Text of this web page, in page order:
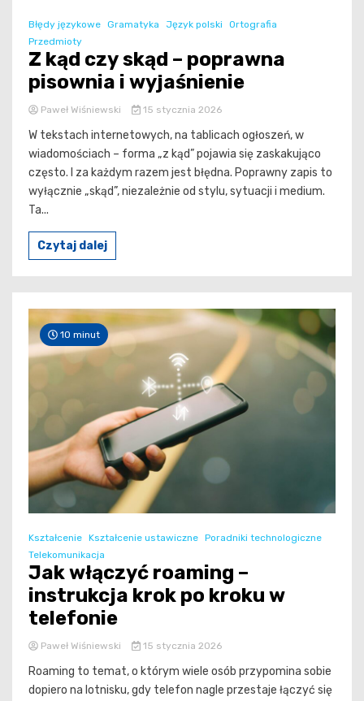
Błędy językowe Gramatyka Język polski
Ortografia
Przedmioty
Z kąd czy skąd – poprawna
pisownia i wyjaśnienie
Paweł Wiśniewski 15 stycznia 2026
W tekstach internetowych, na tablicach ogłoszeń, w
wiadomościach – forma „z kąd” pojawia się zaskakująco
często. I za każdym razem jest błędna. Poprawny zapis to
wyłącznie „skąd”, niezależnie od stylu, sytuacji i medium.
Ta...
Czytaj dalej
10 minut
Kształcenie Kształcenie ustawiczne Poradniki technologiczne
Telekomunikacja
Jak włączyć roaming –
instrukcja krok po kroku w
telefonie
Paweł Wiśniewski 15 stycznia 2026
Roaming to temat, o którym wiele osób przypomina sobie
dopiero na lotnisku, gdy telefon nagle przestaje łączyć się